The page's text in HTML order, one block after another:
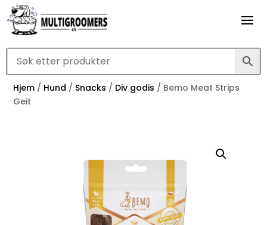
Hjem / Hund / Snacks / Div godis / Bemo Meat Strips
Geit